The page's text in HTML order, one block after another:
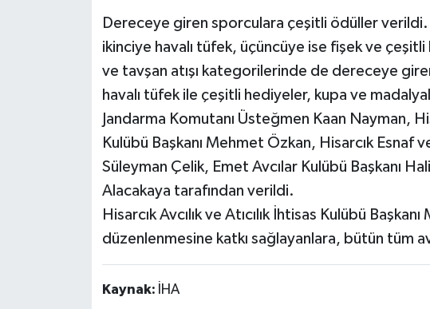
Dereceye giren sporculara çeşitli ödüller verildi.
ikinciye havalı tüfek, üçüncüye ise fişek ve
ve tavşan atışı kategorilerinde de dereceye
havalı tüfek ile çeşitli hediyeler, kupa ve
Jandarma Komutanı Üsteğmen Kaan Nayman,
Kulübü Başkanı Mehmet Özkan, Hisarcık Esnaf
Süleyman Çelik, Emet Avcılar Kulübü Başkanı
Alacakaya tarafından verildi.
Hisarcık Avcılık ve Atıcılık İhtisas Kulübü
düzenlenmesine katkı sağlayanlara, bütün tüm
Kaynak: İHA